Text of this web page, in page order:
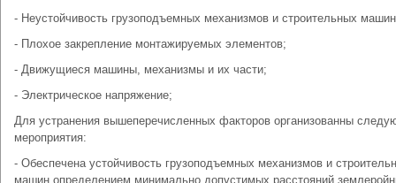
- Неустойчивость грузоподъемных механизмов и строительных
- Плохое закрепление монтажируемых элементов;
- Движущиеся машины, механизмы и их части;
- Электрическое напряжение;
Для устранения вышеперечисленных факторов организованны
мероприятия:
- Обеспечена устойчивость грузоподъемных механизмов и
машин определением минимально допустимых расстояний